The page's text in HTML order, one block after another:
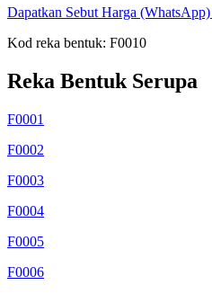
Dapatkan Sebut Harga (WhatsApp)
Kod reka bentuk: F0010
Reka Bentuk Serupa
F0001
F0002
F0003
F0004
F0005
F0006